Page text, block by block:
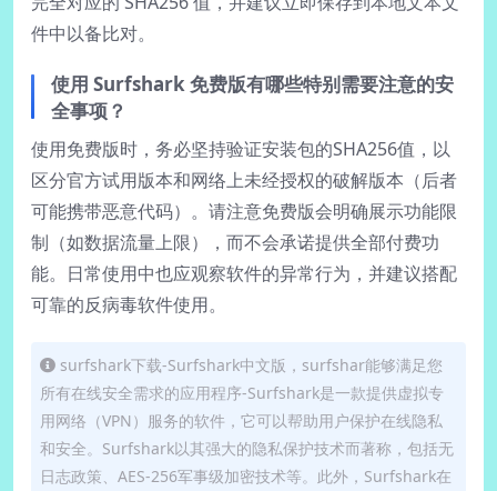
件中以备比对。
使用 Surfshark 免费版有哪些特别需要注意的安
全事项？
使用免费版时，务必坚持验证安装包的SHA256值，以
区分官方试用版本和网络上未经授权的破解版本（后者
可能携带恶意代码）。请注意免费版会明确展示功能限
制（如数据流量上限），而不会承诺提供全部付费功
能。日常使用中也应观察软件的异常行为，并建议搭配
可靠的反病毒软件使用。
surfshark下载-Surfshark中文版，surfshar能够满足您
所有在线安全需求的应用程序-Surfshark是一款提供虚拟专
用网络（VPN）服务的软件，它可以帮助用户保护在线隐私
和安全。Surfshark以其强大的隐私保护技术而著称，包括无
日志政策、AES-256军事级加密技术等。此外，Surfshark在